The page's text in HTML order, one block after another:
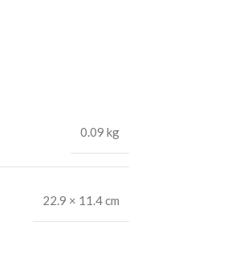
0.09 kg
22.9 × 11.4 cm